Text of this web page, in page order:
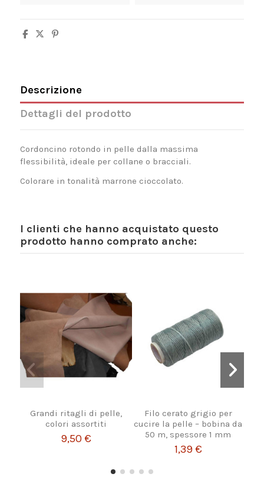
Descrizione
Dettagli del prodotto
Cordoncino rotondo in pelle dalla massima
flessibilità, ideale per collane o bracciali.
Colorare in tonalità marrone cioccolato.
I clienti che hanno acquistato questo
prodotto hanno comprato anche:
Grandi ritagli di pelle,
colori assortiti
9,50 €
Filo cerato grigio per
cucire la pelle – bobina da
50 m, spessore 1 mm
1,39 €